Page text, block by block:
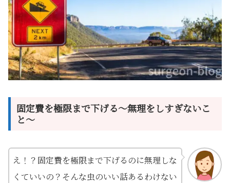
固定費を極限まで下げる～無理をしすぎないこ
と～
え！？固定費を極限まで下げるのに無理しな
くていいの？そんな虫のいい話あるわけない